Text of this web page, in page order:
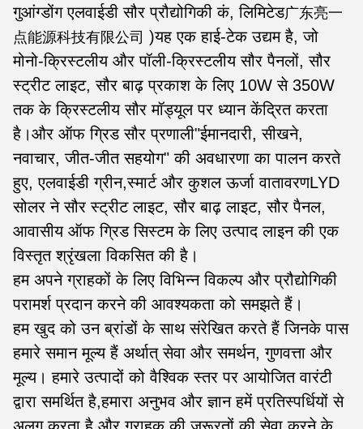
गुआंग्डोंग एलवाईडी सौर प्रौद्योगिकी कं, लिमिटेड广东亮一
点能源科技有限公司 )यह एक हाई-टेक उद्यम है, जो
मोनो-क्रिस्टलीय और पॉली-क्रिस्टलीय सौर पैनलों, सौर
स्ट्रीट लाइट, सौर बाढ़ प्रकाश के लिए 10W से 350W
तक के क्रिस्टलीय सौर मॉड्यूल पर ध्यान केंद्रित करता
है।और ऑफ ग्रिड सौर प्रणाली"ईमानदारी, सीखने,
नवाचार, जीत-जीत सहयोग" की अवधारणा का पालन करते
हुए, एलवाईडी ग्रीन,स्मार्ट और कुशल ऊर्जा वातावरणLYD
सोलर ने सौर स्ट्रीट लाइट, सौर बाढ़ लाइट, सौर पैनल,
आवासीय ऑफ ग्रिड सिस्टम के लिए उत्पाद लाइन की एक
विस्तृत श्रृंखला विकसित की है।
हम अपने ग्राहकों के लिए विभिन्न विकल्प और प्रौद्योगिकी
परामर्श प्रदान करने की आवश्यकता को समझते हैं।
हम खुद को उन ब्रांडों के साथ संरेखित करते हैं जिनके पास
हमारे समान मूल्य हैं अर्थात् सेवा और समर्थन, गुणवत्ता और
मूल्य। हमारे उत्पादों को वैश्विक स्तर पर आयोजित वारंटी
द्वारा समर्थित है,हमारा अनुभव और ज्ञान हमें प्रतिस्पर्धियों से